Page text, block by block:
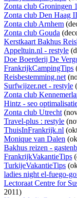
Zonta club Groningen
Zonta club Den Haag II
Zonta club Arnhem
Zonta club Gouda
Kerstkaart Bakhus
Appeltuin.nl - restyle
Doe Boerderij De
FrankrijkCampingTips
Reisbestemming.net
Surfwijzer.net - restyle
Zonta club
Hintz - seo
Zonta club Utrecht
Travel-plus : restyle
ThuisInFrankrijk.nl
Monique van Dalen
Bakhus reizen -
FrankrijkVakantieTips
TurkijeVakantieTips
ladies night el-fuego-
Lectoraat Centre for
2011)